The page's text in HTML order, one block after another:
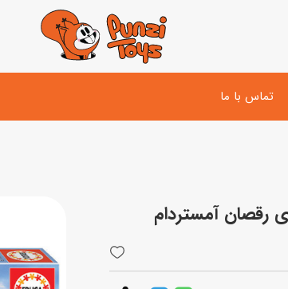
تفنگ آبپاش
توپ و وسایل بازی
تماس با ما